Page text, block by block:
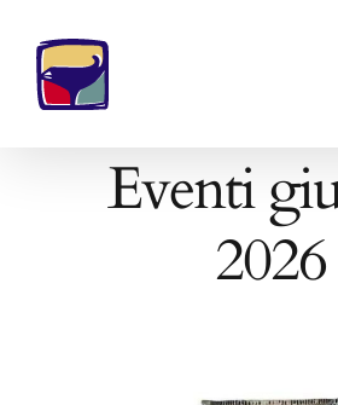
contenuto
Eventi
2026